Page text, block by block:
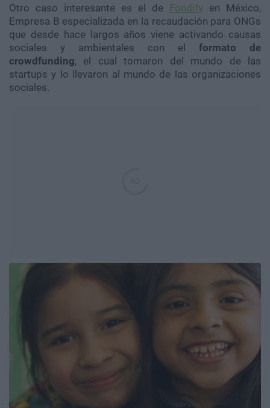
Otro caso interesante es el de Fondify en México,
Empresa B especializada en la recaudación para ONGs
que desde hace largos años viene activando causas
sociales y ambientales con el formato de
crowdfunding, el cual tomaron del mundo de las
startups y lo llevaron al mundo de las organizaciones
sociales.